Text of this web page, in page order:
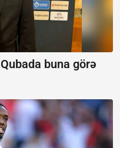
Qubada buna görə